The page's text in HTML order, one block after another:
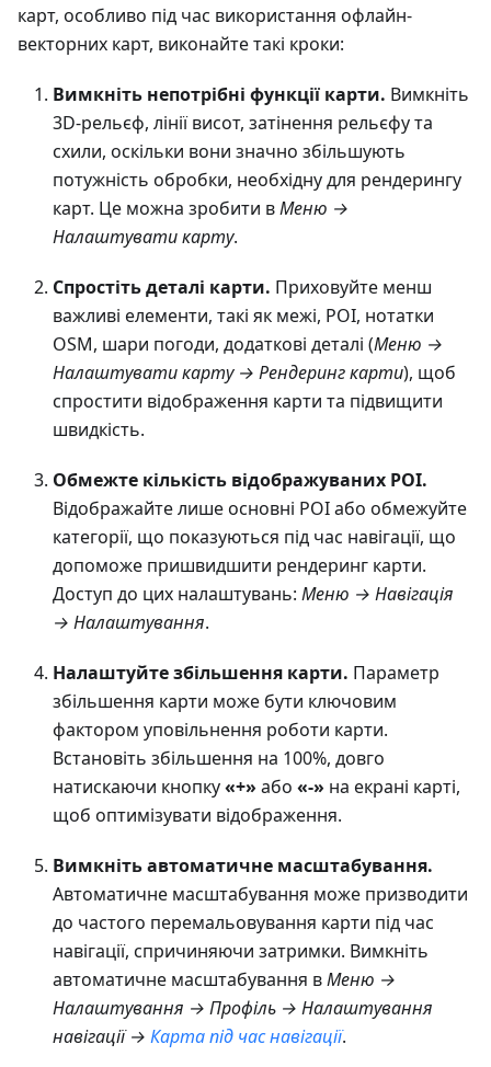
карт, особливо під час використання офлайн-
векторних карт, виконайте такі кроки:
Вимкніть непотрібні функції карти. Вимкніть
3D-рельєф, лінії висот, затінення рельєфу та
схили, оскільки вони значно збільшують
потужність обробки, необхідну для рендерингу
карт. Це можна зробити вМеню →
Налаштувати карту.
Спростіть деталі карти. Приховуйте менш
важливі елементи, такі як межі, POI, нотатки
OSM, шари погоди, додаткові деталі (Меню →
Налаштувати карту → Рендеринг карти), щоб
спростити відображення карти та підвищити
швидкість.
Обмежте кількість відображуваних POI.
Відображайте лише основні POI або обмежуйте
категорії, що показуються під час навігації, що
допоможе пришвидшити рендеринг карти.
Доступ до цих налаштувань: Меню → Навігація
→ Налаштування.
Налаштуйте збільшення карти. Параметр
збільшення карти може бути ключовим
фактором уповільнення роботи карти.
Встановіть збільшення на 100%, довго
натискаючи кнопку«+» або «-» на екрані карті,
щоб оптимізувати відображення.
Вимкніть автоматичне масштабування.
Автоматичне масштабування може призводити
до частого перемальовування карти під час
навігації, спричиняючи затримки. Вимкніть
автоматичне масштабування вМеню →
Налаштування → Профіль → Налаштування
навігації → Карта під час навігації.